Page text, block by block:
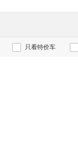
只看特价车